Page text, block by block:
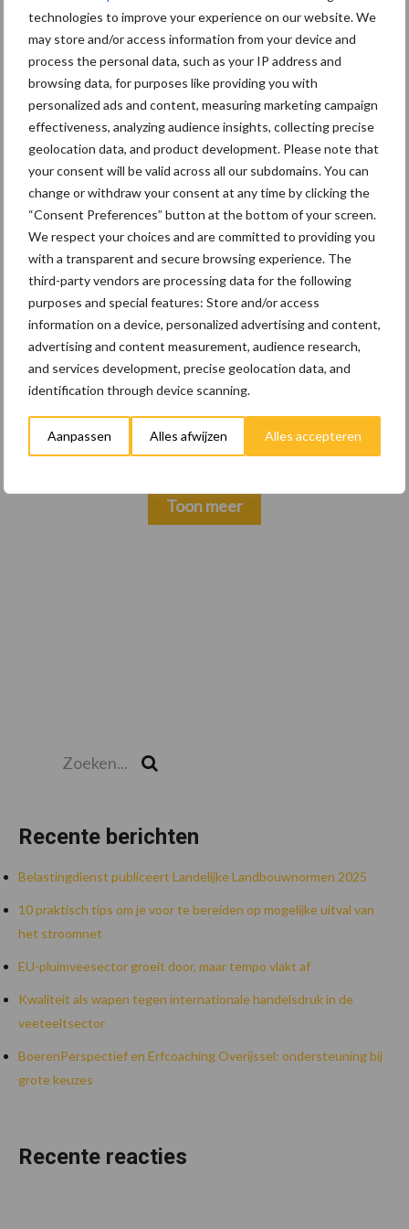
technologies to improve your experience on our website. We
may store and/or access information from your device and
process the personal data, such as your IP address and
browsing data, for purposes like providing you with
personalized ads and content, measuring marketing campaign
effectiveness, analyzing audience insights, collecting precise
geolocation data, and product development. Please note that
your consent will be valid across all our subdomains. You can
change or withdraw your consent at any time by clicking the
“Consent Preferences” button at the bottom of your screen.
We respect your choices and are committed to providing you
with a transparent and secure browsing experience. The
third-party vendors are processing data for the following
purposes and special features: Store and/or access
information on a device, personalized advertising and content,
advertising and content measurement, audience research,
and services development, precise geolocation data, and
identification through device scanning.
Aanpassen Alles afwijzen Alles accepteren
8 jan
Belastingdienst publiceert
Landelijke Landbouwnormen 2025
23 dec
10 praktisch tips om je voor te
bereiden op mogelijke uitval van het
stroomnet
23 dec
EU-pluimveesector groeit door,
maar tempo vlakt af
22 dec
Kwaliteit als wapen tegen
internationale handelsdruk in de
veeteeltsector
22 dec
BoerenPerspectief en Erfcoaching
keuzes
Toon meer
Recente berichten
Belastingdienst publiceert Landelijke Landbouwnormen 2025
10 praktisch tips om je voor te bereiden op mogelijke uitval van
het stroomnet
EU-pluimveesector groeit door, maar tempo vlakt af
Kwaliteit als wapen tegen internationale handelsdruk in de
veeteeltsector
BoerenPerspectief en Erfcoaching Overijssel: ondersteuning bij
grote keuzes
Recente reacties